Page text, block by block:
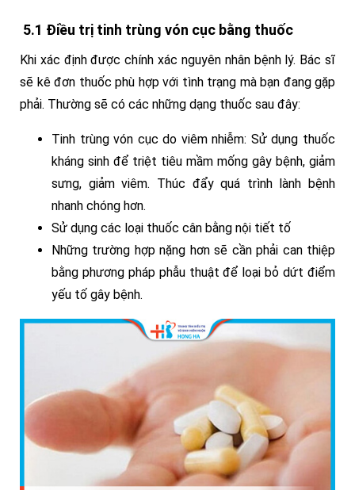
5.1 Điều trị tinh trùng vón cục bằng thuốc
Khi xác định được chính xác nguyên nhân bệnh lý. Bác sĩ
sẽ kê đơn thuốc phù hợp với tình trạng mà bạn đang gặp
phải. Thường sẽ có các những dạng thuốc sau đây:
Tinh trùng vón cục do viêm nhiễm: Sử dụng thuốc
kháng sinh để triệt tiêu mầm mống gây bệnh, giảm
sưng, giảm viêm. Thúc đẩy quá trình lành bệnh
nhanh chóng hơn.
Sử dụng các loại thuốc cân bằng nội tiết tố
Những trường hợp nặng hơn sẽ cần phải can thiệp
bằng phương pháp phẫu thuật để loại bỏ dứt điểm
yếu tố gây bệnh.